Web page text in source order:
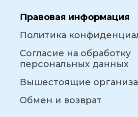
Правовая информация
Политика
Согласие на обработку
персональных данных
Вышестоящие
Обмен и возврат